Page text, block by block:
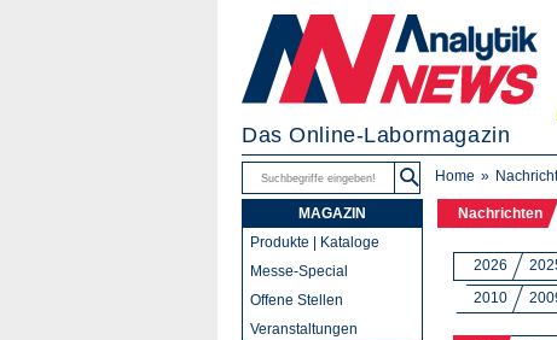
Das Online-Labormagazin
Home
Nachrichten
2026
2010
MAGAZIN
Produkte | Kataloge
Messe-Special
Offene Stellen
Veranstaltungen